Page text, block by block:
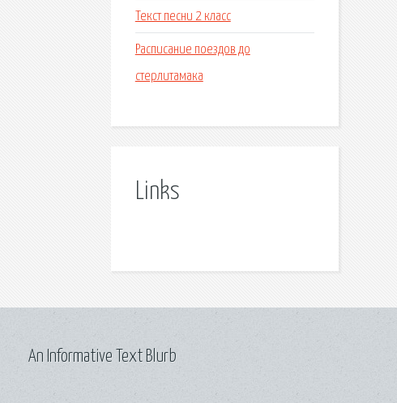
Текст песни 2 класс
Расписание поездов до
стерлитамака
Links
An Informative Text Blurb